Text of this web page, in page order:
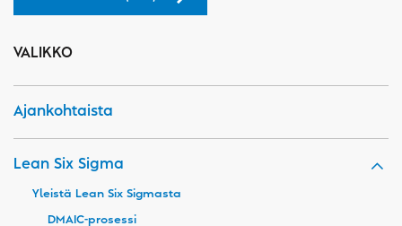
VALIKKO
Ajankohtaista
Lean Six Sigma
Yleistä Lean Six Sigmasta
DMAIC-prosessi